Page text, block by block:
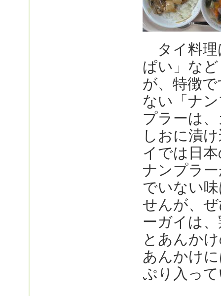
タイ料理
ぱい」な
が、特徴
ない「ナ
プラーは
しおに漬
イでは日
ナンプラ
でいない
せんが、
ーガイは
とあんか
あんかけ
ぷり入っ